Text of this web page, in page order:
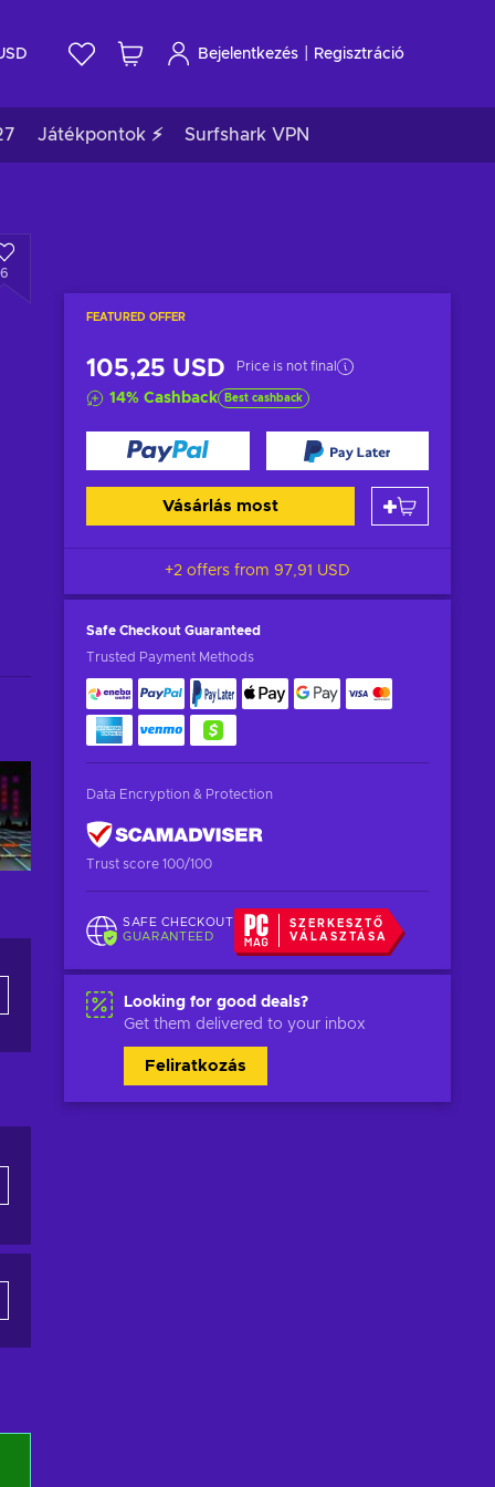
Bejelentkezés Regisztráció
Játékpontok ⚡ Surfshark VPN
6
FEATURED OFFER
105,25 USD Price is not final
14% Cashback Best cashback
Vásárlás most
+2 offers from 97,91 USD
Safe Checkout Guaranteed
Trusted Payment Methods
Data Encryption & Protection
Trust score 100/100
SAFE CHECKOUT
GUARANTEED
SZERKESZTŐ
VÁLASZTÁSA
Looking for good deals?
Get them delivered to your inbox
Feliratkozás